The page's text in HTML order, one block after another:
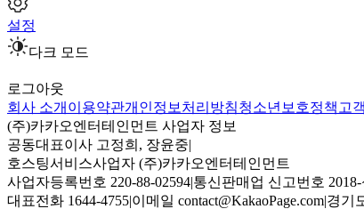
설정
다크 모드
로그아웃
회사 소개 이용약관개인정보처리방침청소년보호정책 고
(주)카카오엔터테인먼트 사업자 정보
공동대표이사 고정희, 장윤중|
호스팅서비스사업자 (주)카카오엔터테인먼트
사업자등록번호 220-88-02594|통신판매업 신고번호
대표전화 1644-4755|이메일 contact@KakaoPage.com|경기